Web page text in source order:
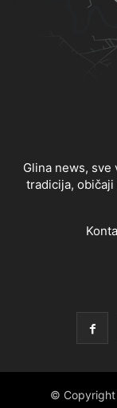
Glina news,
tradicija,
© Copyright